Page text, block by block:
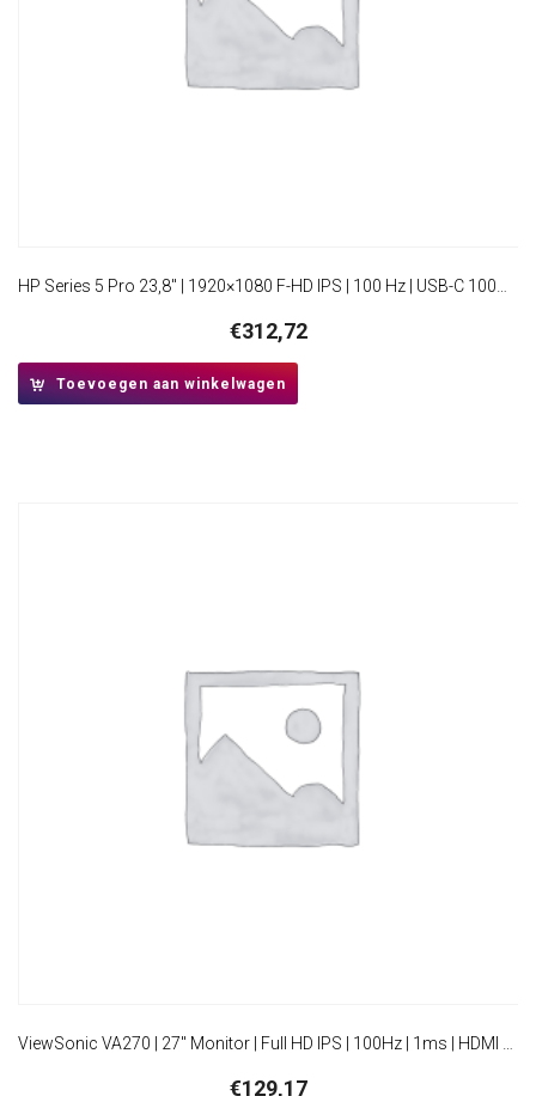
HP Series 5 Pro 23,8″ | 1920×1080 F-HD IPS | 100 Hz | USB-C 100W Power Delivery | HDMI & DisplayPort | Ergonomisch verstelbaar | Monitor
€312,72
Toevoegen aan winkelwagen
€129,17